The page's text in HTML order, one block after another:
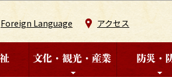
Foreign Language アクセス